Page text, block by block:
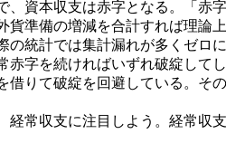
、資本収支は赤字となる。「赤
準備の増減を合計すれば理論
の統計では集計漏れが多くゼロ
字を続ければいずれ破綻して
借りて破綻を回避している。そ
常収支に注目しよう。経常収